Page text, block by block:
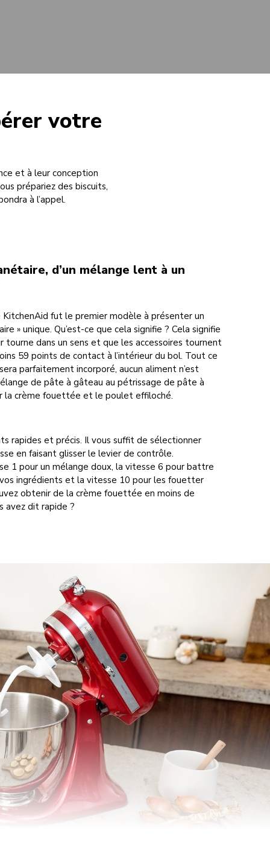
votre
et à leur conception
prépariez des biscuits,
à l’appel.
d’un mélange lent à un
fut le premier modèle à présenter un
» unique. Qu’est-ce que cela signifie ? Cela signifie
tourne dans un sens et que les accessoires tournent
59 points de contact à l’intérieur du bol. Tout ce
parfaitement incorporé, aucun aliment n’est
de pâte à gâteau au pétrissage de pâte à
la crème fouettée et le poulet effiloché.
rapides et précis. Il vous suffit de sélectionner
en faisant glisser le levier de contrôle.
1 pour un mélange doux, la vitesse 6 pour battre
ingrédients et la vitesse 10 pour les fouetter
obtenir de la crème fouettée en moins de
avez dit rapide ?